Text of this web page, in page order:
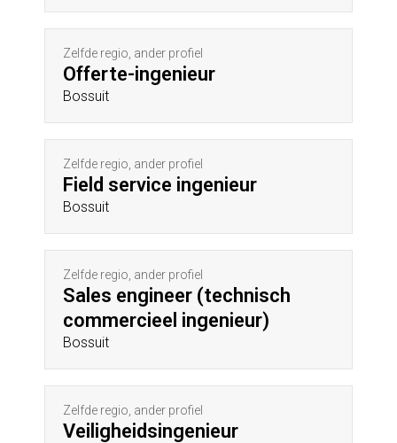
Zelfde regio, ander profiel
Offerte-ingenieur
Bossuit
Zelfde regio, ander profiel
Field service ingenieur
Bossuit
Zelfde regio, ander profiel
Sales engineer (technisch
commercieel ingenieur)
Bossuit
Zelfde regio, ander profiel
Veiligheidsingenieur